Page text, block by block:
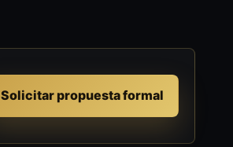
Solicitar propuesta formal